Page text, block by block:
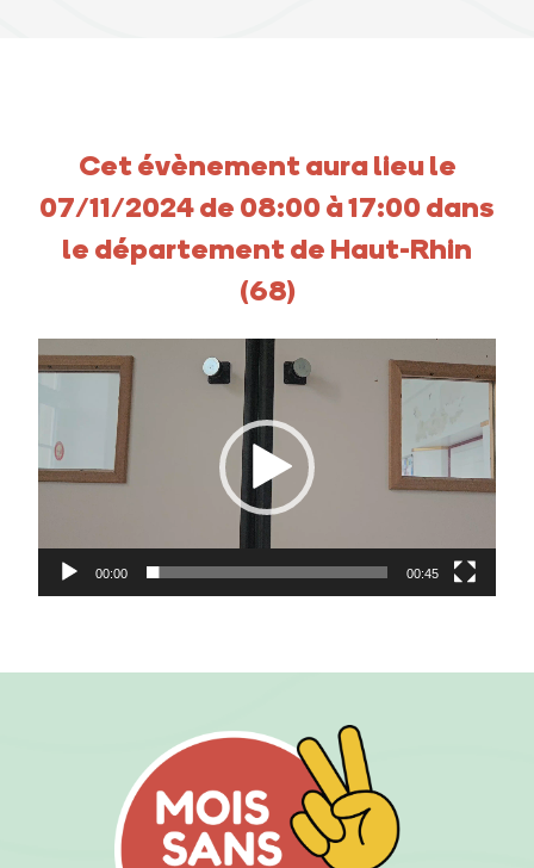
Cet évènement aura lieu le
07/11/2024 de 08:00 à 17:00 dans
le département de Haut-Rhin
(68)
vidéo
00:00 00:45